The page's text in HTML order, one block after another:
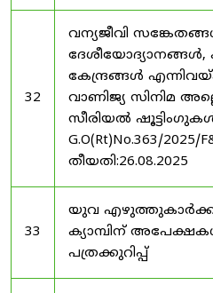
32
വന്യജീവി
കേന്ദ്രങ്ങൾ
വാണിജ്യ സിനിമ
സീരിയൽ
G.O(Rt)No.363/2025/
തീയതി:26.08.2025
33
യുവ
ക്യാമ്പിന്
പത്രക്കുറിപ്പ്